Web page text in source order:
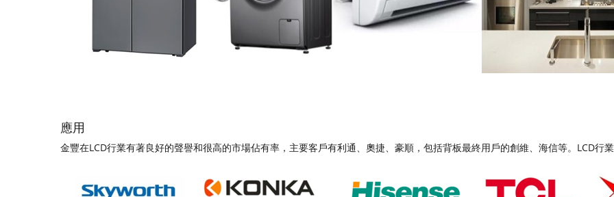
應用
金豐在LCD行業有著良好的聲譽和很高的市場佔有率，主要客戶有利通、奧捷、豪順，包括背板最終用戶的創維、海信等。LCD行